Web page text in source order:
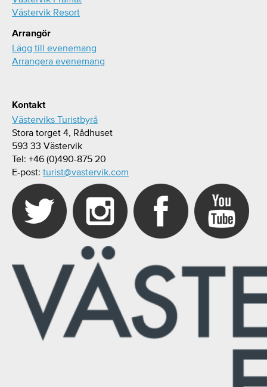
Västervik Resort
Arrangör
Lägg till evenemang
Arrangera evenemang
Kontakt
Västerviks Turistbyrå
Stora torget 4, Rådhuset
593 33 Västervik
Tel: +46 (0)490-875 20
E-post: turist@vastervik.com